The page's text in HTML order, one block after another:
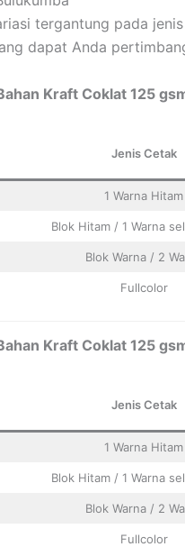
tergantung pada
dapat Anda
Kraft Coklat 125
Jenis Cetak
1 Warna Hitam
Blok Hitam / 1 Warna
Blok Warna / 2
Fullcolor
Kraft Coklat 125
Jenis Cetak
1 Warna Hitam
Blok Hitam / 1 Warna
Blok Warna / 2
Fullcolor